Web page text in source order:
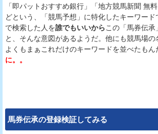
「即パットおすすめ銀行」「地方競馬新聞 無
どという、「競馬予想」に特化したキーワー
で検索した人を誰でもいいからこの「馬券伝承
と、そんな意図があるようだ。他にも競馬場の
よくもまぁこれだけのキーワードを並べたもん
に。。
馬券伝承の登録検証してみる